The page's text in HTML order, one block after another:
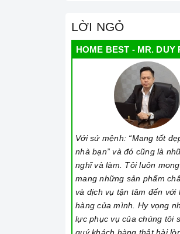
Bồn rửa bằng inox MQ9
hàng khó tính nhất.
khỏe mà không phải
trình sử dụng, đi cùng
phù hợp với mọi gian
Với những ưu điểm
người bạn đồng hành
mỗi gia đình hiện nay,
nội trợ vừa phải làm
LỜI NGỎ
HOME BEST - MR. DUY
Với sứ mệnh: “Mang tốt
nhà bạn” và đó cũng là
nghĩ và làm. Tôi luôn
mang những sản phẩm
và dịch vụ tận tâm đến với
hàng của mình. Hy vọng
lực phục vụ của chúng tôi
quý khách hàng thật hài